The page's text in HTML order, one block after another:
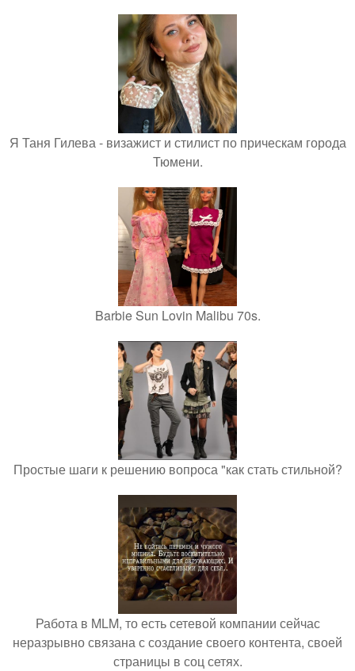
Я Таня Гилева - визажист и стилист по прическам города
Тюмени.
Barbie Sun Lovin Malibu 70s.
Простые шаги к решению вопроса "как стать стильной?
Работа в MLM, то есть сетевой компании сейчас
неразрывно связана с создание своего контента, своей
страницы в соц сетях.